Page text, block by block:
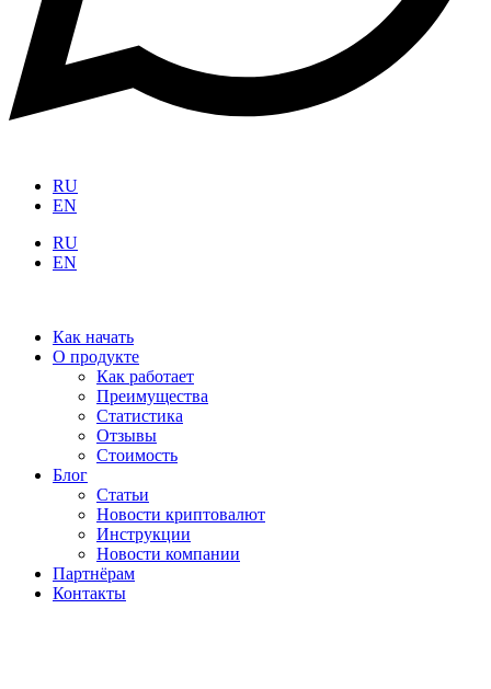
RU
EN
RU
EN
Как начать
О продукте
Как работает
Преимущества
Статистика
Отзывы
Стоимость
Блог
Статьи
Новости криптовалют
Инструкции
Новости компании
Партнёрам
Контакты